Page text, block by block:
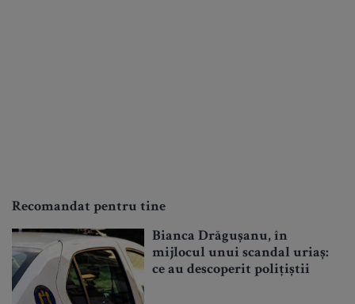
Recomandat pentru tine
Bianca Drăgușanu, în
mijlocul unui scandal uriaș:
ce au descoperit polițiștii